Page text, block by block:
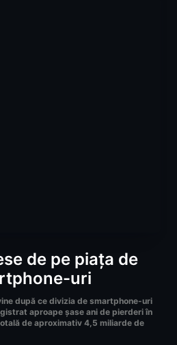
de pe piața de
uri
după ce divizia de smartphone-uri
aproape șase ani de pierderi în
de aproximativ 4,5 miliarde de